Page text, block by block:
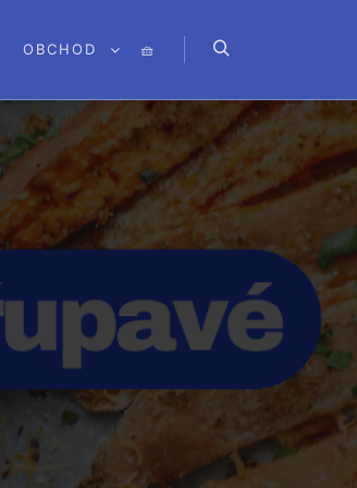
OBCHOD 🧺